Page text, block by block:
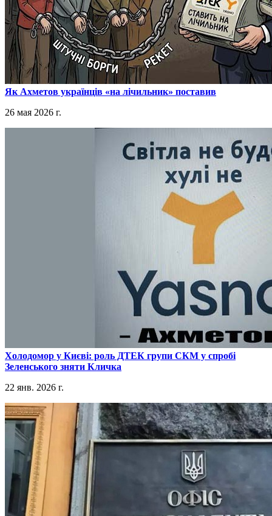
​Як Ахметов українців «на лічильник» поставив
26 мая 2026 г.
​Холодомор у Києві: роль ДТЕК групи СКМ у спробі
Зеленського зняти Кличка
22 янв. 2026 г.